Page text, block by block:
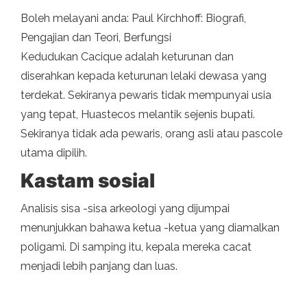
Boleh melayani anda: Paul Kirchhoff: Biografi,
Pengajian dan Teori, Berfungsi
Kedudukan Cacique adalah keturunan dan
diserahkan kepada keturunan lelaki dewasa yang
terdekat. Sekiranya pewaris tidak mempunyai usia
yang tepat, Huastecos melantik sejenis bupati.
Sekiranya tidak ada pewaris, orang asli atau pascole
utama dipilih.
Kastam sosial
Analisis sisa -sisa arkeologi yang dijumpai
menunjukkan bahawa ketua -ketua yang diamalkan
poligami. Di samping itu, kepala mereka cacat
menjadi lebih panjang dan luas.